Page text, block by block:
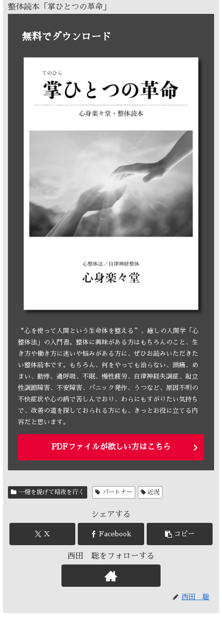
整体読本「掌ひとつの革命」
無料でダウンロード
“心を使って人間という生命体を整える”、癒しの人間学「心
整体法」の入門書。整体に興味がある方はもちろんのこと、生
き方や働き方に迷いや悩みがある方に、ぜひお読みいただきた
い整体読本です。もちろん、何をやっても治らない、頭痛、め
まい、動悸、過呼吸、不眠、慢性疲労、自律神経失調症、起立
性調節障害、不安障害、パニック発作、うつなど、原因不明の
不快症状や心の病で苦しんでおり、わらにもすがりたい気持ち
で、改善の道を探しておられる方にも、きっとお役に立てる内
容だと思います。
PDFファイルが欲しい方はこちら
一燈を提げて暗夜を行く パートナー 近況
シェアする
X Facebook コピー
西田 聡をフォローする
西田 聡